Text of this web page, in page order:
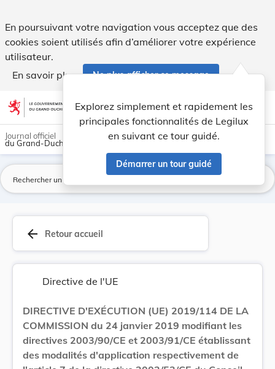
En poursuivant votre navigation vous acceptez que des
cookies soient utilisés afin d’améliorer votre expérience
utilisateur.
En savoir plus
Ne plus afficher ce message
Aller au contenu account_circle help Aide
Explorez simplement et rapidement les
principales fonctionnalités de Legilux
en suivant ce tour guidé.
Démarrer un tour guidé
light_mode dark_mode
Journal officiel
du Grand-Duché de Luxembourg
arrow_back Retour accueil
Directive de l'UE
DIRECTIVE D'EXÉCUTION (UE) 2019/114 DE LA
COMMISSION du 24 janvier 2019 modifiant les
directives 2003/90/CE et 2003/91/CE établissant
des modalités d'application respectivement de